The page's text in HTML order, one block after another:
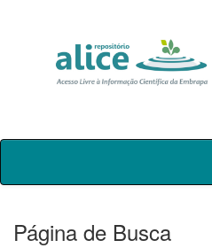
Skip
Página de Busca